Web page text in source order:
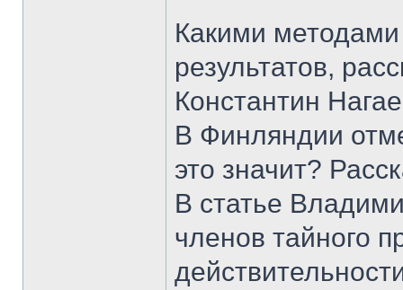
Какими
результатов,
Константин
В Финляндии
это значит?
В статье
членов тайного